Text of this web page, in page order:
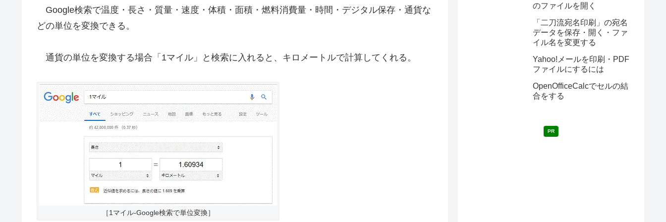
Google検索で温度・長さ・質量・速度・体積・面積・燃料消費量・時間・デジタル保存・通貨な
どの単位を変換できる。
通貨の単位を変換する場合「1マイル」と検索に入れると、キロメートルで計算してくれる。
［1マイル-Google検索で単位変換］
のファイルを開く
「二刀流宛名印刷」の宛名
データを保存・開く・ファ
イル名を変更する
Yahoo!メールを印刷・PDF
ファイルにするには
OpenOfficeCalcでセルの結
合をする
PR